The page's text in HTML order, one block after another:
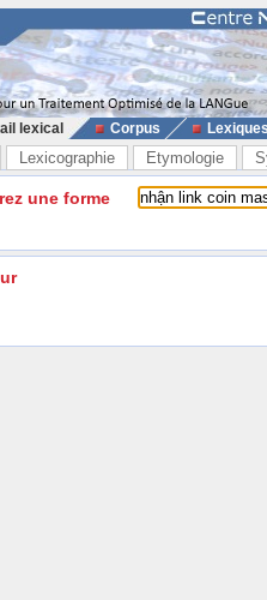
lexical Corpus
Lexicographie Etymologie
une forme